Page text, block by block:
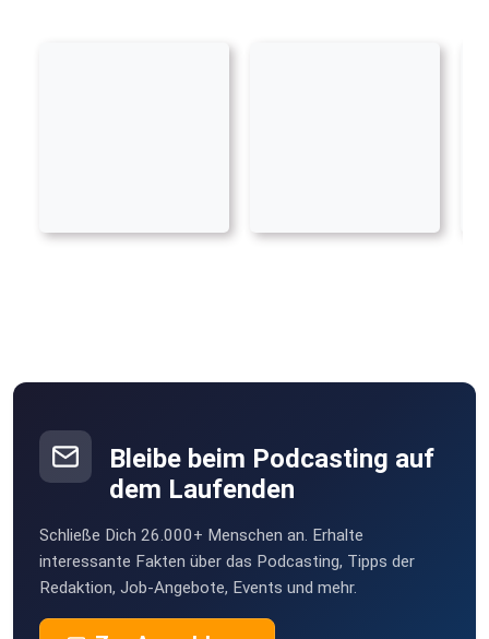
Bleibe beim Podcasting auf
dem Laufenden
Schließe Dich 26.000+ Menschen an. Erhalte
interessante Fakten über das Podcasting, Tipps der
Redaktion, Job-Angebote, Events und mehr.